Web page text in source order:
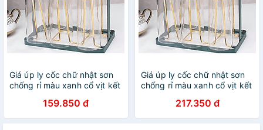
Giá úp ly cốc chữ nhật sơn
chống rỉ màu xanh cổ vịt kết
159.850 đ
Giá úp ly cốc chữ nhật sơn
chống rỉ màu xanh cổ vịt kết
217.350 đ